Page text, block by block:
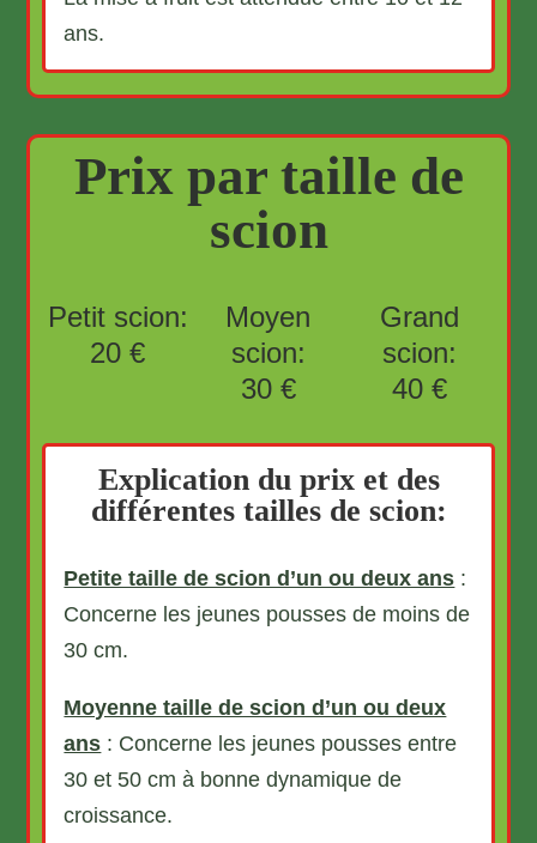
ans.
Prix par taille de
scion
Petit scion:
20 €
Moyen
scion:
30 €
Grand
scion:
40 €
Explication du prix et des
différentes tailles de scion:
Petite taille de scion d’un ou deux ans :
Concerne les jeunes pousses de moins de
30 cm.
Moyenne taille de scion d’un ou deux
ans : Concerne les jeunes pousses entre
30 et 50 cm à bonne dynamique de
croissance.